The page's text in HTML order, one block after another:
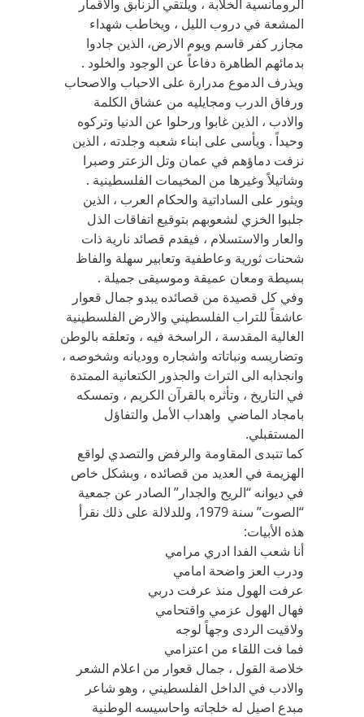
الرومانسية الخلابة ، ويلتقي الزنابق والأقمار
المشعة في دروب الليل ، ويخاطب شهداء
مجازر كفر قاسم ويوم الارض، الذين جادوا
بدمائهم الطاهرة دفاعاً عن الوجود والخلود .
ويذرف الدموع مدرارة على الاحباب والاصحاب
ورفاق الدرب ومجايليه من عشاق الكلمة
والادب ، الذين غابوا ورحلوا عن الدنيا وتركوه
وحيداً . ويأسى على ابناء شعبه وجلدته ، الذين
نزفت دماؤهم في عمان وتل الزعتر وصبرا
وشاتيلاً وغيرها من المخيمات الفلسطينية .
ويثور على الساداتية والحكام العرب ، الذين
جلبوا الخزي لشعوبهم بتوقيع اتفاقات الذل
والعار والاستسلام ، فيقدم قصائد نارية ذات
شحنات ثورية وعاطفية وتعابير سهلة والفاظ
بسيطة ومعان عميقة وموسيقى جميلة .
وفي كل قصيدة من قصائده يبدو جمال قعوار
عاشقاً للتراب الفلسطيني والارض الفلسطينية
الغالية المقدسة ، الراسخة فيه ، وتعلقه بالوطن
وتضاريسه ونباتاته واشجاره ووديانه وشخوصه ،
وانجذابه الى التراث والجذور الكتعانية الممتدة
في التاريخ ، وتأثره بالقرآن الكريم ، وتمسكه
بامجاد الماضي واهداب الأمل والتفاؤل
المستقبلي.
كما تتبدى المقاومة والرفض والتصدي لواقع
الهزيمة في العديد من قصائده ، وبشكل خاص
في ديوانه “الريح والجدار” الصادر عن جمعية
“الصوت” سنة 1979، وللدلالة على ذلك نقرأ
هذه الأبيات:
أنا شعب الفدا ادري مرامي
ودرب العز واضحة امامي
عرفت الهول منذ عرفت دربي
فهال الهول عزمي واقتحامي
ولاقيت الردى وجهاً لوجه
فما فت اللقاء من اعتزامي
خلاصة القول ، جمال قعوار من اعلام الشعر
والادب في الداخل الفلسطيني ، وهو شاعر
مبدع اصيل له خلجاته واحاسيسه الوطنية